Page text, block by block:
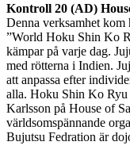
Kontroll 20 (AD)
Denna verksamhet
”World Hoku Shin Ko
kämpar på varje dag.
med rötterna i Indien.
att anpassa efter
alla. Hoku Shin Ko Ryu
Karlsson på House of
världsomspännande
Bujutsu Fedration är